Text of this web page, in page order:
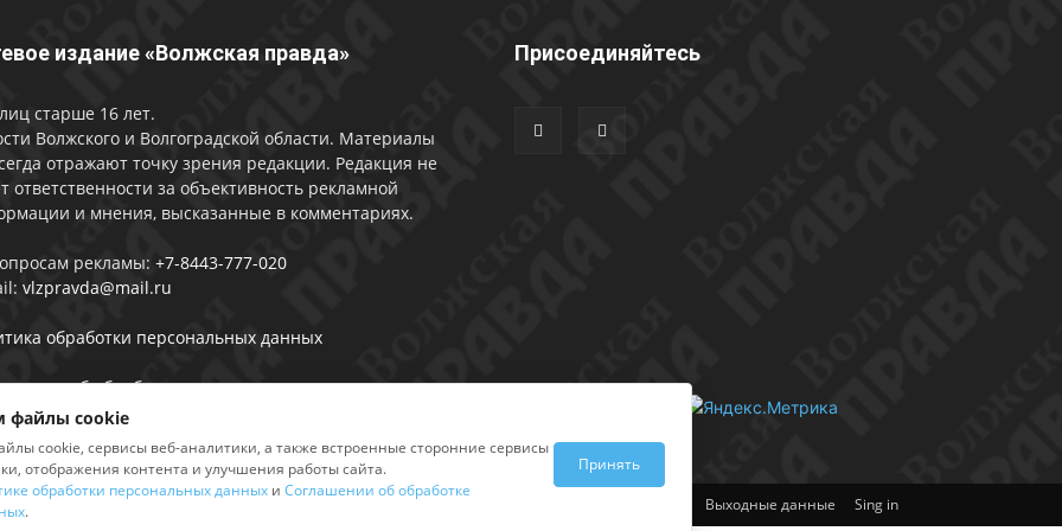
издание «Волжская правда»
старше 16 лет.
Волжского и Волгоградской области. Материалы
отражают точку зрения редакции. Редакция не
ответственности за объективность рекламной
и мнения, высказанные в комментариях.
рекламы: +7-8443-777-020
vlzpravda@mail.ru
обработки персональных данных
об обработке персональных данных
Присоединяйтесь
Выходные данные Sing in
файлы cookie
cookie, сервисы веб-аналитики, а также встроенные сторонние сервисы
отображения контента и улучшения работы сайта.
обработки персональных данных и Соглашении об обработке
.
Принять